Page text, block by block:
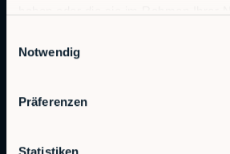
Notwendig
Präferenzen
Statistiken
+49 89 94424076
support@robco.de